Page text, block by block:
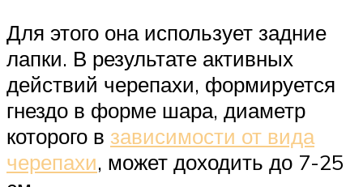
Для этого она использует задние
лапки. В результате активных
действий черепахи, формируется
гнездо в форме шара, диаметр
которого в зависимости от вида
черепахи, может доходить до 7-25